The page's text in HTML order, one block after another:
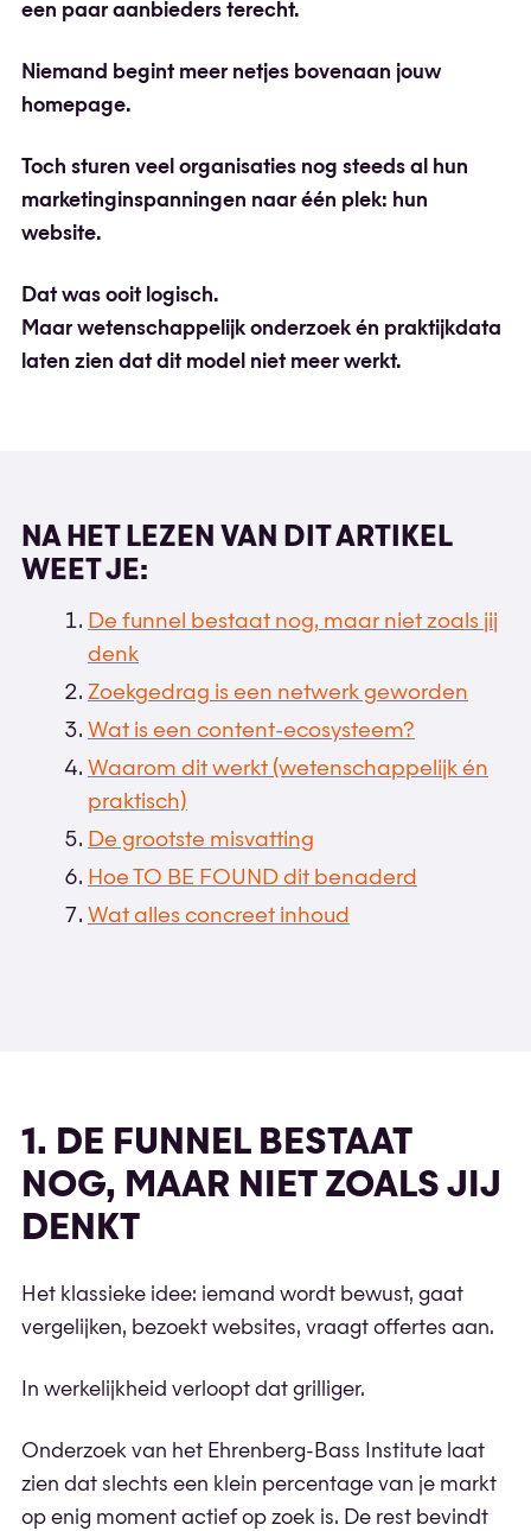
een paar aanbieders terecht.
Niemand begint meer netjes bovenaan jouw
homepage.
Toch sturen veel organisaties nog steeds al hun
marketinginspanningen naar één plek: hun
website.
Dat was ooit logisch.
Maar wetenschappelijk onderzoek én praktijkdata
laten zien dat dit model niet meer werkt.
NA HET LEZEN VAN DIT ARTIKEL
WEET JE:
De funnel bestaat nog, maar niet zoals jij
denk
Zoekgedrag is een netwerk geworden
Wat is een content-ecosysteem?
Waarom dit werkt (wetenschappelijk én
praktisch)
De grootste misvatting
Hoe TO BE FOUND dit benaderd
Wat alles concreet inhoud
1. DE FUNNEL BESTAAT
NOG, MAAR NIET ZOALS JIJ
DENKT
Het klassieke idee: iemand wordt bewust, gaat
vergelijken, bezoekt websites, vraagt offertes aan.
In werkelijkheid verloopt dat grilliger.
Onderzoek van het Ehrenberg-Bass Institute laat
zien dat slechts een klein percentage van je markt
op enig moment actief op zoek is. De rest bevindt